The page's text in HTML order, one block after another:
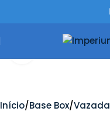
Início Base Box Vazada